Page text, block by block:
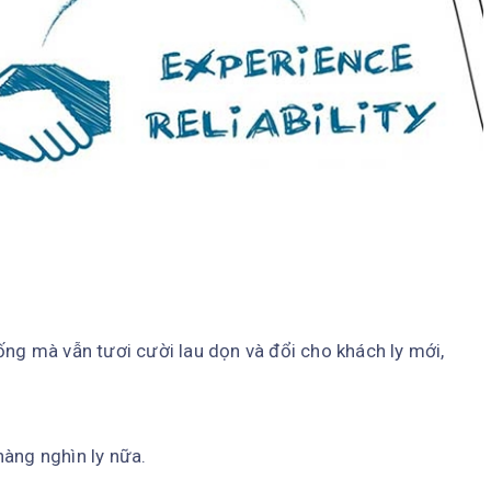
mà vẫn tươi cười lau dọn và đổi cho khách ly mới,
nghìn ly nữa.